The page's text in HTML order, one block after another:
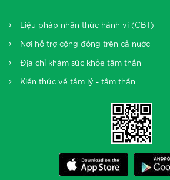
Liệu pháp nhận thức hành vi (CBT)
Nơi hỗ trợ cộng đồng trên cả nước
Địa chỉ khám sức khỏe tâm thần
Kiến thức về tâm lý - tâm thần